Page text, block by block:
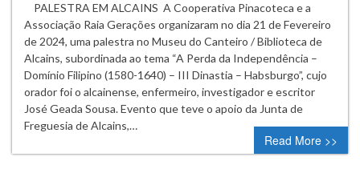
PALESTRA EM ALCAINS A Cooperativa Pinacoteca e a
Associação Raia Gerações organizaram no dia 21 de Fevereiro
de 2024, uma palestra no Museu do Canteiro / Biblioteca de
Alcains, subordinada ao tema “A Perda da Independência –
Domínio Filipino (1580-1640) – III Dinastia – Habsburgo”, cujo
orador foi o alcainense, enfermeiro, investigador e escritor
José Geada Sousa. Evento que teve o apoio da Junta de
Freguesia de Alcains,…
Read More >>